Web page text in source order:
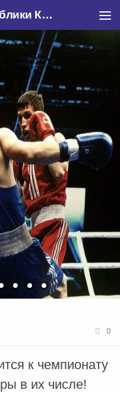
«Федерация бокса Республики Крым»
0
к чемпионату
в их числе!